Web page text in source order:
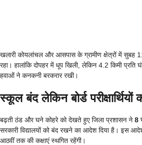
खलारी कोयलांचल और आसपास के ग्रामीण क्षेत्रों में सुबह
रहा। हालांकि दोपहर में धूप खिली, लेकिन 4.2 किमी प्रति
हवाओं ने कनकनी बरकरार रखी।
स्कूल बंद लेकिन बोर्ड परीक्षार्थियों
बढ़ती ठंड और घने कोहरे को देखते हुए जिला प्रशासन ने 8
सरकारी विद्यालयों को बंद रखने का आदेश दिया है। इस
आठवीं तक की कक्षाएं स्थगित रहेंगी।